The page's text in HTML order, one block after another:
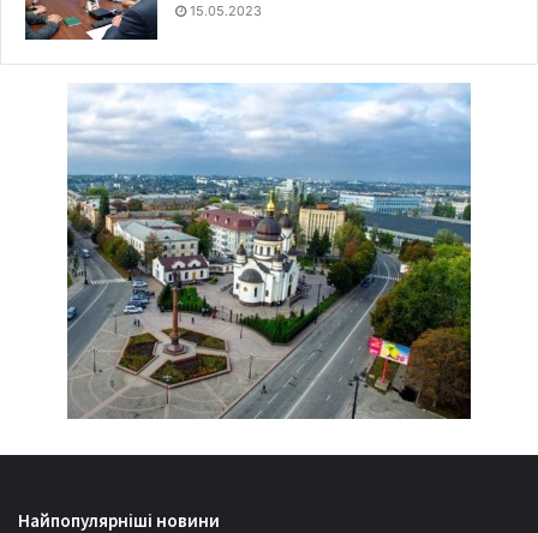
15.05.2023
Найпопулярніші новини